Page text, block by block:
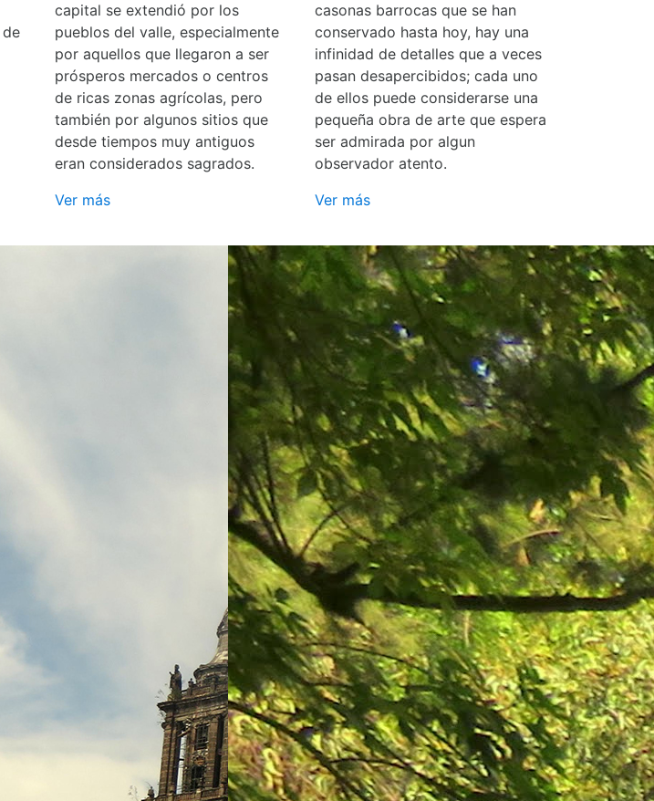
capital se extendió por los
pueblos del valle, especialmente
por aquellos que llegaron a ser
prósperos mercados o centros
de ricas zonas agrícolas, pero
también por algunos sitios que
desde tiempos muy antiguos
eran considerados sagrados.
Ver más
casonas barrocas que se han
conservado hasta hoy, hay una
infinidad de detalles que a veces
pasan desapercibidos; cada uno
de ellos puede considerarse una
pequeña obra de arte que espera
ser admirada por algun
observador atento.
Ver más